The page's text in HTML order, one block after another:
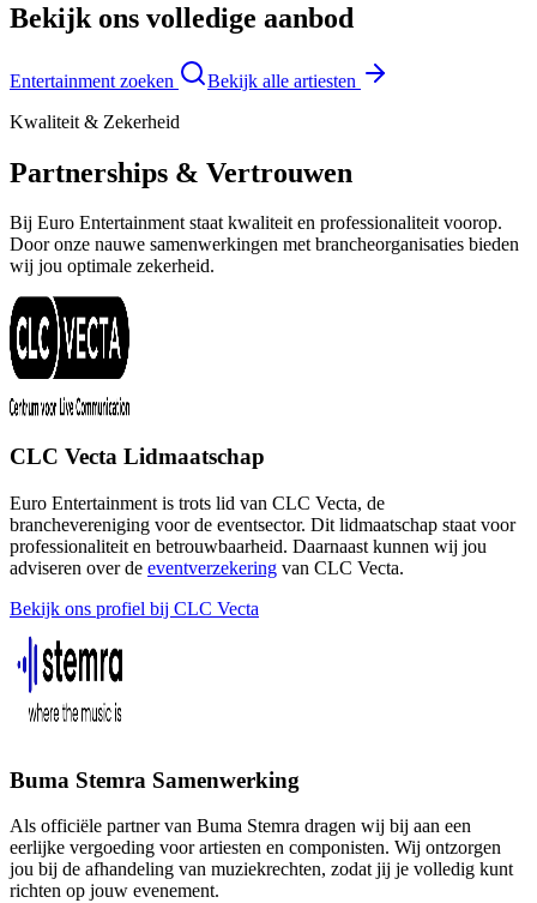
Bekijk ons volledige aanbod
Entertainment zoeken
Bekijk alle artiesten
Kwaliteit & Zekerheid
Partnerships & Vertrouwen
Bij Euro Entertainment staat kwaliteit en professionaliteit voorop.
Door onze nauwe samenwerkingen met brancheorganisaties bieden
wij jou optimale zekerheid.
CLC Vecta Lidmaatschap
Euro Entertainment is trots lid van CLC Vecta, de
branchevereniging voor de eventsector. Dit lidmaatschap staat voor
professionaliteit en betrouwbaarheid. Daarnaast kunnen wij jou
adviseren over de eventverzekering van CLC Vecta.
Bekijk ons profiel bij CLC Vecta
Buma Stemra Samenwerking
Als officiële partner van Buma Stemra dragen wij bij aan een
eerlijke vergoeding voor artiesten en componisten. Wij ontzorgen
jou bij de afhandeling van muziekrechten, zodat jij je volledig kunt
richten op jouw evenement.